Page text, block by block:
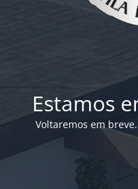
Estamos
Voltaremos em